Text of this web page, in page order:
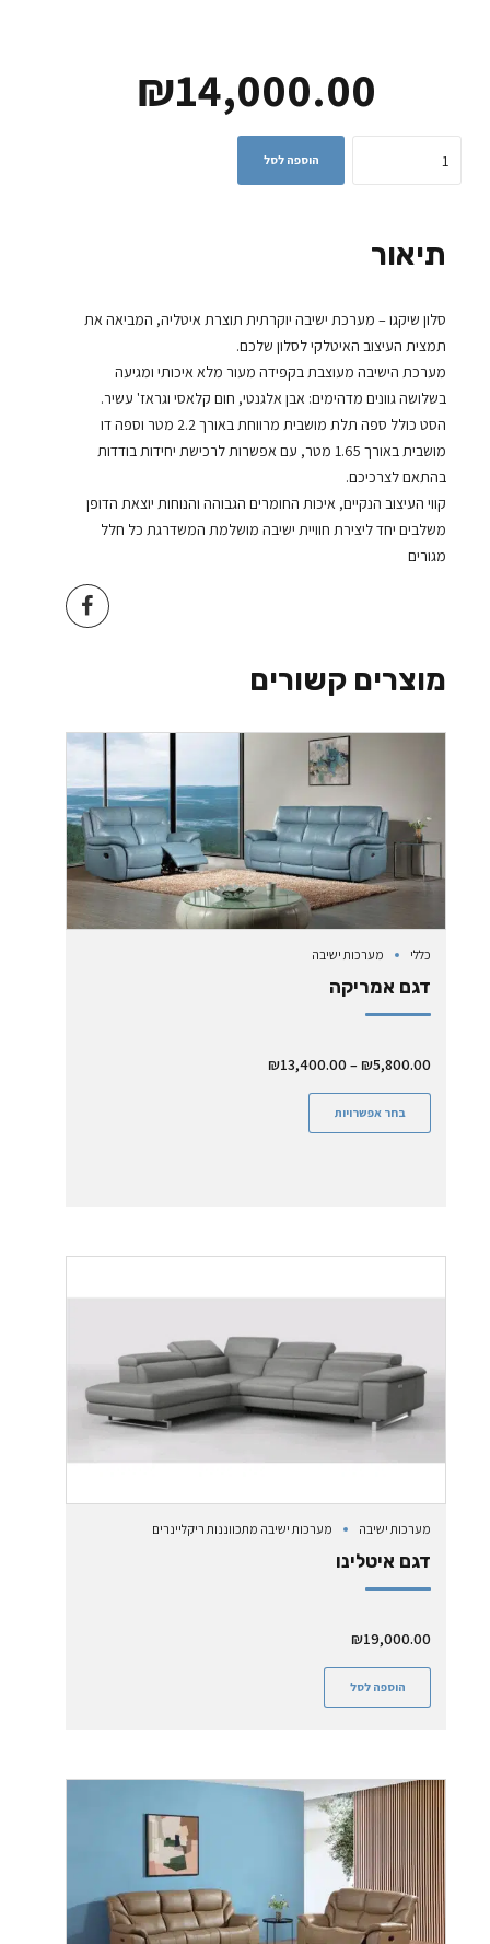
₪14,000.00
הוספה לסל
תיאור
סלון שיקגו – מערכת ישיבה יוקרתית תוצרת איטליה, המביאה את
תמצית העיצוב האיטלקי לסלון שלכם.
מערכת הישיבה מעוצבת בקפידה מעור מלא איכותי ומגיעה
בשלושה גוונים מדהימים: אבן אלגנטי, חום קלאסי וגראז' עשיר.
הסט כולל ספה תלת מושבית מרווחת באורך 2.2 מטר וספה דו
מושבית באורך 1.65 מטר, עם אפשרות לרכישת יחידות בודדות
בהתאם לצרכיכם.
קווי העיצוב הנקיים, איכות החומרים הגבוהה והנוחות יוצאת הדופן
משלבים יחד ליצירת חוויית ישיבה מושלמת המשדרגת כל חלל
מגורים
מוצרים קשורים
כללי מערכות ישיבה
דגם אמריקה
₪5,800.00
–
₪13,400.00
בחר אפשרויות
מערכות ישיבה מערכות ישיבה מתכווננות ריקליינרים
דגם איטלינו
₪19,000.00
הוספה לסל